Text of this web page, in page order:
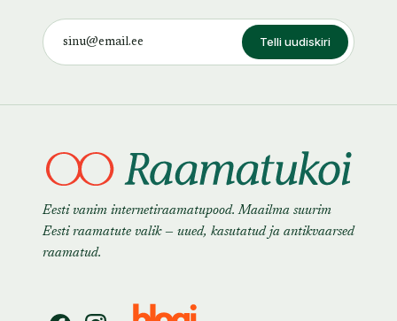
Telli uudiskiri
Eesti vanim internetiraamatupood. Maailma suurim
Eesti raamatute valik — uued, kasutatud ja antikvaarsed
raamatud.